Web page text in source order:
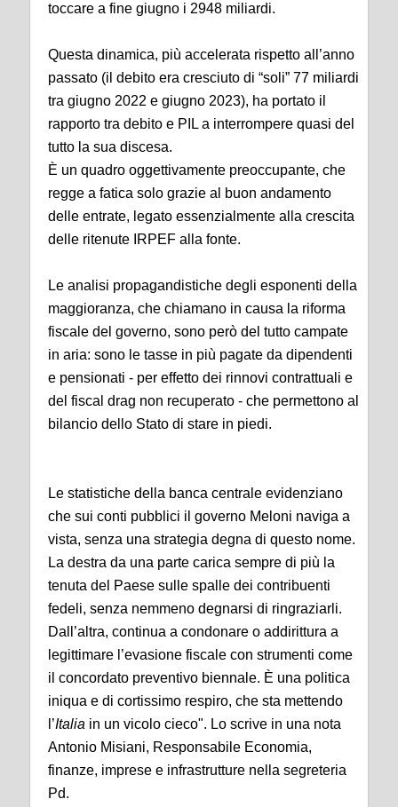
toccare a fine giugno i 2948 miliardi.
Questa dinamica, più accelerata rispetto all’anno
passato (il debito era cresciuto di “soli” 77 miliardi
tra giugno 2022 e giugno 2023), ha portato il
rapporto tra debito e PIL a interrompere quasi del
tutto la sua discesa.
È un quadro oggettivamente preoccupante, che
regge a fatica solo grazie al buon andamento
delle entrate, legato essenzialmente alla crescita
delle ritenute IRPEF alla fonte.
Le analisi propagandistiche degli esponenti della
maggioranza, che chiamano in causa la riforma
fiscale del governo, sono però del tutto campate
in aria: sono le tasse in più pagate da dipendenti
e pensionati - per effetto dei rinnovi contrattuali e
del fiscal drag non recuperato - che permettono al
bilancio dello Stato di stare in piedi.
Le statistiche della banca centrale evidenziano
che sui conti pubblici il governo Meloni naviga a
vista, senza una strategia degna di questo nome.
La destra da una parte carica sempre di più la
tenuta del Paese sulle spalle dei contribuenti
fedeli, senza nemmeno degnarsi di ringraziarli.
Dall’altra, continua a condonare o addirittura a
legittimare l’evasione fiscale con strumenti come
il concordato preventivo biennale. È una politica
iniqua e di cortissimo respiro, che sta mettendo
l’Italia in un vicolo cieco". Lo scrive in una nota
Antonio Misiani, Responsabile Economia,
finanze, imprese e infrastrutture nella segreteria
Pd.